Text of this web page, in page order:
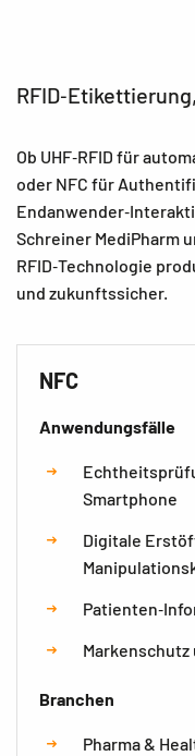
Ob UHF‑RFID für
oder NFC für
Schreiner MediPharm
RFID‑Technologie
und zukunftssicher.
NFC
Anwendungsfälle
Smartphone
Digitale
Branchen
Pharma &